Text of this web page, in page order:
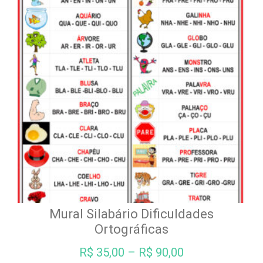
Mural Silabário Dificuldades
Ortográficas
R$ 35,00 – R$ 90,00